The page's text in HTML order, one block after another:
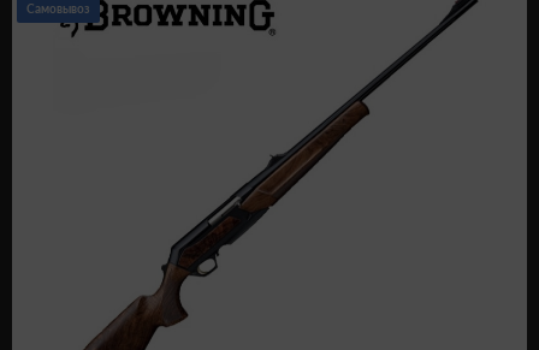
Релоадинг патронов
Подарочные Сертификати
Самовывоз